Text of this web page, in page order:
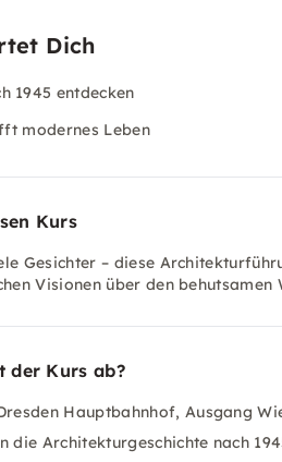
Dich
1945 entdecken
modernes Leben
Kurs
Gesichter – diese
Visionen über den
der Kurs ab?
Hauptbahnhof, Ausgang
die Architekturgeschichte nach